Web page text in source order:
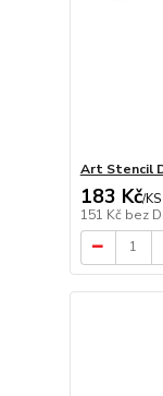
Art Stencil
183 Kč/KS
151 Kč bez